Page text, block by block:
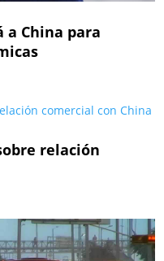
a China para
relación